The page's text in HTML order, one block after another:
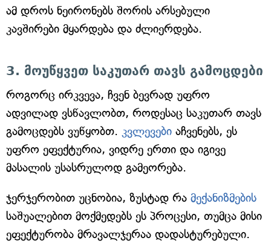
ამ დროს ნეირონებს შორის არსებული
კავშირები მყარდება და ძლიერდება.
3. მოუწყვეთ საკუთარ თავს გამოცდები
როგორც ირკვევა, ჩვენ ბევრად უფრო
ადვილად ვსწავლობთ, როდესაც საკუთარ თავს
გამოცდებს ვუწყობთ. კვლევები აჩვენებს, ეს
უფრო ეფექტურია, ვიდრე ერთი და იგივე
მასალის უსასრულოდ გამეორება.
ჯერჯერობით უცნობია, ზუსტად რა მექანიზმების
საშუალებით მოქმედებს ეს პროცესი, თუმცა მისი
ეფექტურობა მრავალჯერაა დადასტურებული.